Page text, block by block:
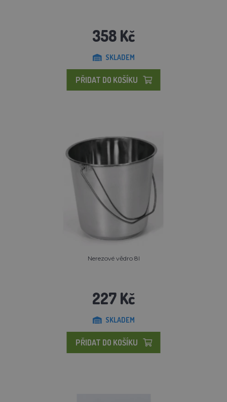
358 Kč
SKLADEM
PŘIDAT DO KOŠÍKU
Nerezové vědro 8l
227 Kč
SKLADEM
PŘIDAT DO KOŠÍKU